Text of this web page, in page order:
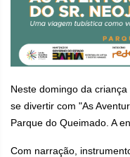
Neste domingo da
se divertir com "As
Parque do Queimado. A
Com narração,